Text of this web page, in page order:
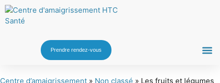
Prendre rendez-vous
Centre d’amaigrissement » Non classé » Les fruits et légumes